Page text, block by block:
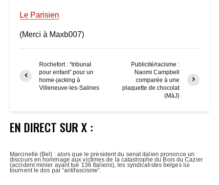
Le Parisien
(Merci à Maxb007)
Rochefort : “tribunal
pour enfant” pour un
home-jacking à
Villeneuve-les-Salines
Publicité/racisme :
Naomi Campbell
comparée à une
plaquette de chocolat
(MàJ)
EN DIRECT SUR X :